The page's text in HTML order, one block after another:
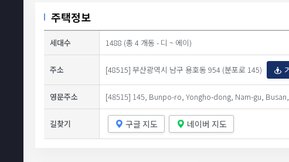
주택정보
세대수 1488 (총 4 개동 - 디 ~ 에이)
주소 [48515] 부산광역시 남구 용호동 954 (분포로 145)
영문주소 [48515] 145, Bunpo-ro, Yongho-dong, Nam-gu,
길찾기 구글 지도 네이버 지도